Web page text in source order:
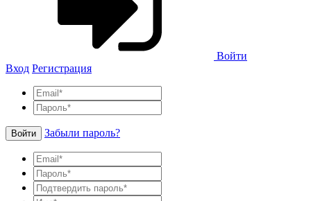
Войти
Вход Регистрация
Войти Забыли пароль?